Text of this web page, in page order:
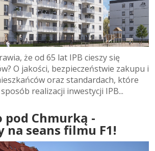
że od 65 lat IPB cieszy się
O jakości, bezpieczeństwie zakupu i
oraz standardach, które
realizacji inwestycji IPB...
pod Chmurką -
na seans filmu F1!